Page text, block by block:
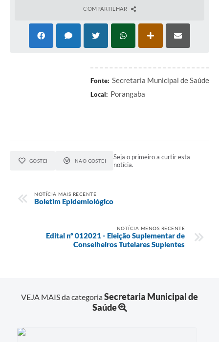
COMPARTILHAR
Fonte: Secretaria Municipal de Saúde
Local: Porangaba
GOSTEI NÃO GOSTEI
Seja o primeiro a curtir esta
notícia.
NOTÍCIA MAIS RECENTE
Boletim Epidemiológico
NOTÍCIA MENOS RECENTE
Edital nº 012021 - Eleição Suplementar de
Conselheiros Tutelares Suplentes
VEJA MAIS da categoriaSecretaria Municipal de
Saúde